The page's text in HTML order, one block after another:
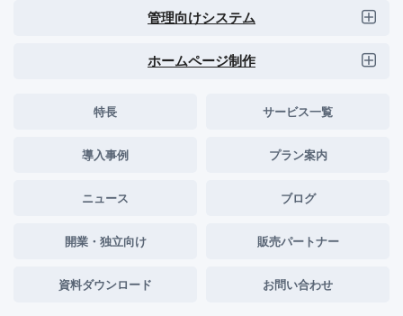
管理向けシステム
ホームページ制作
特長 サービス一覧
導入事例 プラン案内
ニュース ブログ
開業・独立向け 販売パートナー
資料ダウンロード お問い合わせ